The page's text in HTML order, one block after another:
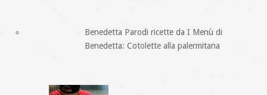
Benedetta Parodi ricette da I Menù di
Benedetta: Cotolette alla palermitana